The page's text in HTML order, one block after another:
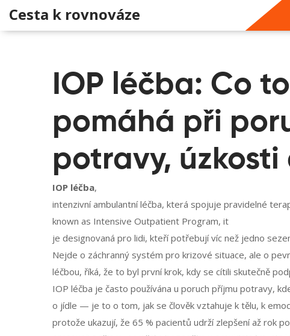
Cesta k rovnováze
IOP léčba: Co
pomáhá při
potravy, úzkosti
IOP léčba,
intenzivní ambulantní léčba, která spojuje pravidelné
known as Intensive Outpatient Program, it
je designovaná pro lidi, kteří potřebují víc než jedno
Nejde o záchranný systém pro krizové situace, ale o
léčbou, říká, že to byl první krok, kdy se cítili skutečně
IOP léčba je často používána u poruch příjmu potravy,
o jídle — je to o tom, jak se člověk vztahuje k tělu, k
protože ukazují, že 65 % pacientů udrží zlepšení až rok